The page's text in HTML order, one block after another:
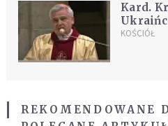
Kard.
blisko
KOŚCIÓŁ
REKOMENDOWANE